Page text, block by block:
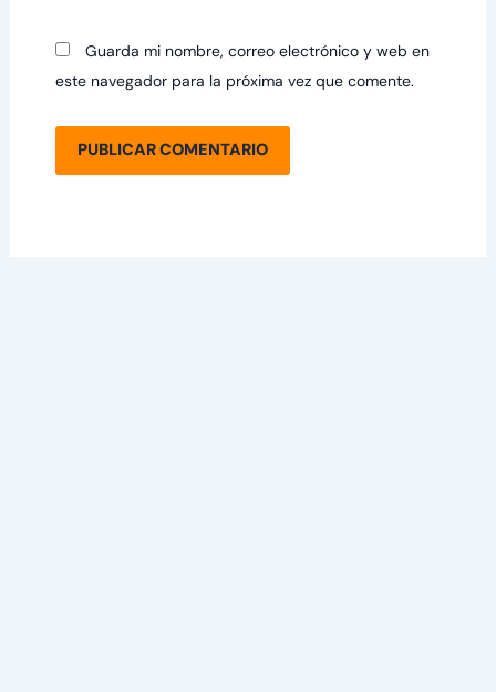
Guarda mi nombre, correo electrónico y web en
este navegador para la próxima vez que comente.